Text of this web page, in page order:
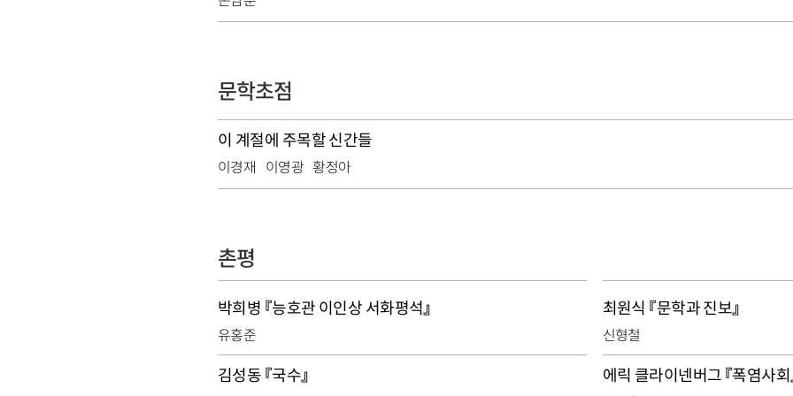
문학초점
이 계절에 주목할 신간들
이경재 이영광 황정아
촌평
박희병 『능호관 이인상 서화평석』
유홍준
최원식 『문학과 진보』
신형철
김성동 『국수』 에릭 클라이넨버그 『폭염사회